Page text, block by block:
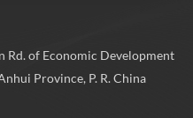
Rd. of Economic Development
Province, P. R. China